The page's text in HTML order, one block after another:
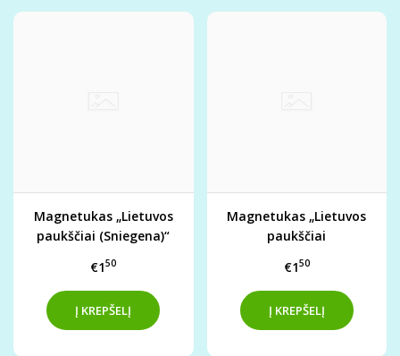
Magnetukas „Lietuvos
paukščiai (Sniegena)“
€150
Magnetukas „Lietuvos
paukščiai
€150